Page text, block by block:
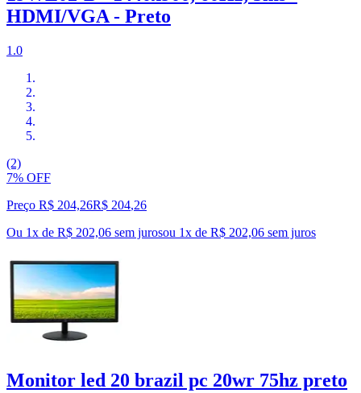
HDMI/VGA - Preto
1.0
(2)
7% OFF
Preço R$ 204,26R$ 204,26
Ou 1x de R$ 202,06 sem jurosou 1x de R$ 202,06 sem juros
Monitor led 20 brazil pc 20wr 75hz preto